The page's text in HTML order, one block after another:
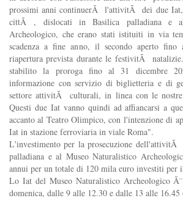
prossimi anni continuerÃ l'attivitÃ dei due
cittÃ , dislocati in Basilica palladiana e al
Archeologico, che erano stati istituiti in via
scadenza a fine anno, il secondo aperto
riapertura prevista durante le festivitÃ
stabilito la proroga fino al 31 dicembre
informazione con servizio di biglietteria e di
settore attivitÃ culturali, in linea con le nostre
Questi due Iat vanno quindi ad affiancarsi a
accanto al Teatro Olimpico, con l'intenzione di
Iat in stazione ferroviaria in viale Roma".
L'investimento per la prosecuzione
palladiana e al Museo Naturalistico
annui per un totale di 120 mila euro investiti per
Lo Iat del Museo Naturalistico Archeologico
domenica, dalle 9 alle 12.30 e dalle 13 alle